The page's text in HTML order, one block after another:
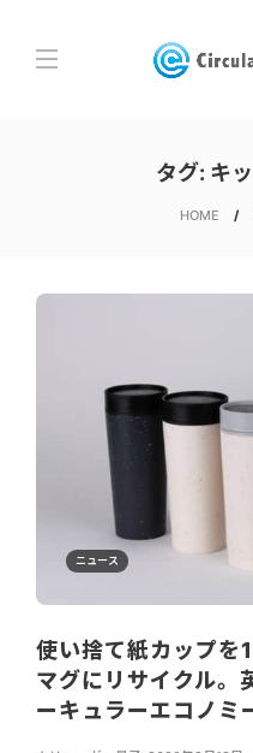
タグ: キ
HOME
ニュース
使い捨て紙カップを
マグにリサイクル
ーキュラーエコノミ